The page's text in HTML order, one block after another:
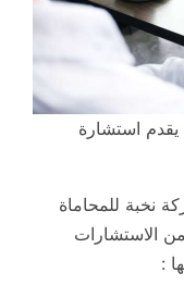
استشارة
نخبة للمحاماة
الاستشارات
: